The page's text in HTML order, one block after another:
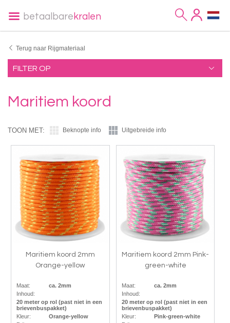
betaalbare kralen
Terug naar Rijgmateriaal
FILTER OP
Maritiem koord
TOON MET: Beknopte info Uitgebreide info
Maritiem koord 2mm
Orange-yellow
Maat:
ca. 2mm
Inhoud:
20 meter op rol (past niet in een
brievenbuspakket)
Kleur:
Orange-yellow
Maritiem koord 2mm Pink-
green-white
Maat:
ca. 2mm
Inhoud:
20 meter op rol (past niet in een
brievenbuspakket)
Kleur:
Pink-green-white